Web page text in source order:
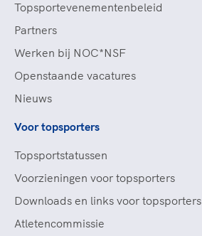
Topsportevenementenbeleid
Partners
Werken bij NOC*NSF
Openstaande vacatures
Nieuws
Voor topsporters
Topsportstatussen
Voorzieningen voor topsporters
Downloads en links voor topsporters
Atletencommissie